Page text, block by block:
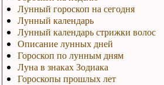
Лунный гороскоп на сегодня
Лунный календарь
Лунный календарь стрижки волос
Описание лунных дней
Гороскоп по лунным дням
Луна в знаках Зодиака
Гороскопы прошлых лет